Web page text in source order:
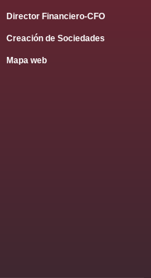
Director Financiero-CFO
Creación de Sociedades
Mapa web